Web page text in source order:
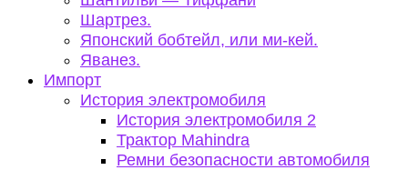
Шартрез.
Японский бобтейл, или ми-кей.
Яванез.
Импорт
История электромобиля
История электромобиля 2
Трактор Mahindra
Ремни безопасности автомобиля